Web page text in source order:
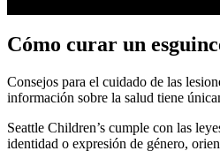
Cómo curar un
Consejos para el cuidado de las
información sobre la salud tiene
Seattle Children’s cumple con las
identidad o expresión de género,